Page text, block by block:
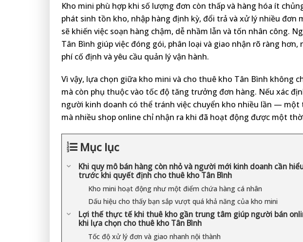
Kho mini phù hợp khi số lượng đơn còn thấp và hàng hóa ít
phát sinh tồn kho, nhập hàng định kỳ, đổi trả và xử lý nhiều đơn
sẽ khiến việc soạn hàng chậm, dễ nhầm lẫn và tốn nhân công.
Tân Bình giúp việc đóng gói, phân loại và giao nhận rõ ràng
phí cố định và yêu cầu quản lý vận hành.
Vì vậy, lựa chọn giữa kho mini và cho thuê kho Tân Bình không
mà còn phụ thuộc vào tốc độ tăng trưởng đơn hàng. Nếu xác
người kinh doanh có thể tránh việc chuyển kho nhiều lần — một
mà nhiều shop online chỉ nhận ra khi đã hoạt động được một
Mục lục
Khi quy mô bán hàng còn nhỏ và người mới kinh doanh cần
trước khi quyết định cho thuê kho Tân Bình
Kho mini hoạt động như một điểm chứa hàng cá nhân
Dấu hiệu cho thấy bạn sắp vượt quá khả năng của kho mini
Lợi thế thực tế khi thuê kho gần trung tâm giúp người bán
khi lựa chọn cho thuê kho Tân Bình
Tốc độ xử lý đơn và giao nhanh nội thành